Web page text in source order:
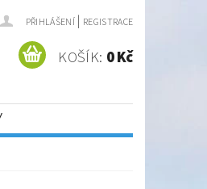
PŘIHLÁŠENÍ | REGISTRACE
KOŠÍK: 0 Kč